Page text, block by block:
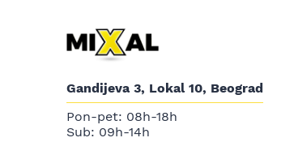
Gandijeva 3, Lokal 10, Beograd
Pon-pet: 08h-18h
Sub: 09h-14h